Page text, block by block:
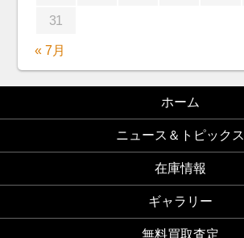
31
« 7月
ホーム
ニュース＆トピックス
在庫情報
ギャラリー
無料買取査定